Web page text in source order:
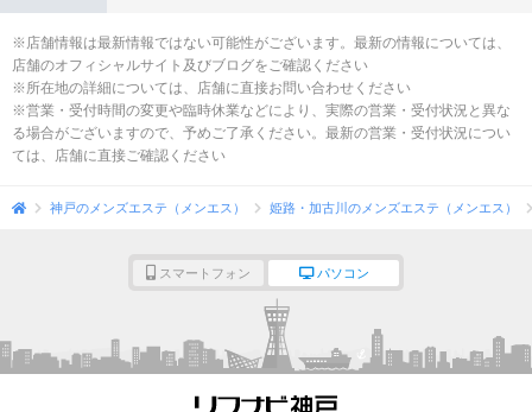
※店舗情報は最新情報ではない可能性がございます。最新の情報については、
店舗のオフィシャルサイト及びブログをご確認ください
※所在地の詳細については、店舗に直接お問い合わせください
※営業・受付時間の変更や臨時休業などにより、実際の営業・受付状況と異な
る場合がございますので、予めご了承ください。最新の営業・受付状況につい
ては、店舗に直接ご確認ください
神戸のメンズエステ（メンエス） 姫路・加古川のメンズエステ（メンエス）
スマートフォン パソコン